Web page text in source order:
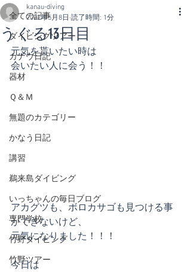
全ての記事
ダイビングツアー
カナウ日記
器材
Ｑ＆Ｍ
無題のカテゴリー
かなう日記
講習
鵜来島ダイビング
いっちゃんの毎日ブログ
専門学校
竹野ダイビング
竹野ツアー
うぐる13日目
kanau-diving
2022年5月8日 読了時間: 1分
元気を貰いたい時は
会いたい人に会う！！
アカグツも、ボロカサゴも見つける事
ができないけど、
元気になりました！！！
今日は